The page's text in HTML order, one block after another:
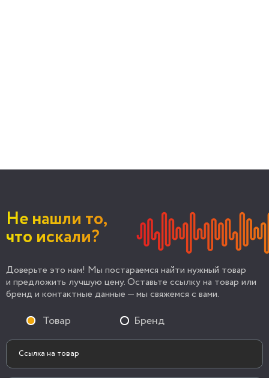
Не нашли то,
что искали?
Доверьте это нам! Мы постараемся найти нужный товар
и предложить лучшую цену. Оставьте ссылку на товар или
бренд и контактные данные — мы свяжемся с вами.
Товар Бренд